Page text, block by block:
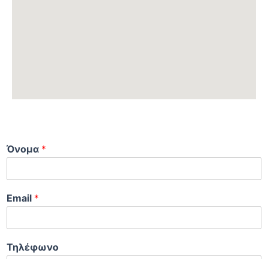
Όνομα *
Email *
Τηλέφωνο